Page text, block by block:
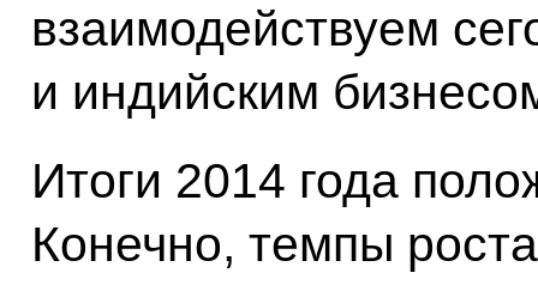
взаимодействуем
и индийским
Итоги 2014 года
Конечно, темпы